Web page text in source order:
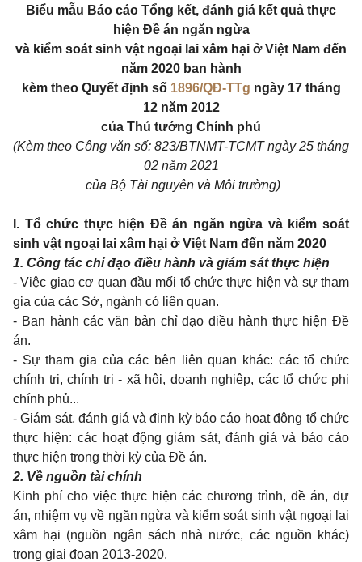
Biểu mẫu Báo cáo Tổng kết, đánh giá kết quả thực
hiện Đề án ngăn ngừa
và kiểm soát sinh vật ngoại lai xâm hại ở Việt Nam đến
năm 2020 ban hành
kèm theo Quyết định số 1896/QĐ-TTg ngày 17 tháng
12 năm 2012
của Thủ tướng Chính phủ
(Kèm theo Công văn số: 823/BTNMT-TCMT ngày 25 tháng
02 năm 2021
của Bộ Tài nguyên và Môi trường)
I. Tổ chức thực hiện Đề án ngăn ngừa và kiểm soát
sinh vật ngoại lai xâm hại ở Việt Nam đến năm 2020
1. Công tác chỉ đạo điều hành và giám sát thực hiện
- Việc giao cơ quan đầu mối tổ chức thực hiện và sự tham
gia của các Sở, ngành có liên quan.
- Ban hành các văn bản chỉ đạo điều hành thực hiện Đề
án.
- Sự tham gia của các bên liên quan khác: các tổ chức
chính trị, chính trị - xã hội, doanh nghiệp, các tổ chức phi
chính phủ...
- Giám sát, đánh giá và định kỳ báo cáo hoạt động tổ chức
thực hiện: các hoạt động giám sát, đánh giá và báo cáo
thực hiện trong thời kỳ của Đề án.
2. Về nguồn tài chính
Kinh phí cho việc thực hiện các chương trình, đề án, dự
án, nhiệm vụ về ngăn ngừa và kiểm soát sinh vật ngoại lai
xâm hại (nguồn ngân sách nhà nước, các nguồn khác)
trong giai đoạn 2013-2020.